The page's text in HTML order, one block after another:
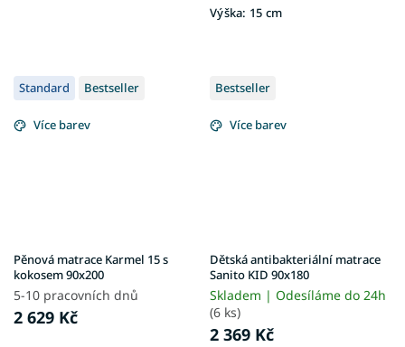
Výška: 15 cm
Standard Bestseller
Více barev
Pěnová matrace Karmel 15 s
kokosem 90x200
5-10 pracovních dnů
2 629 Kč
Bestseller
Více barev
Dětská antibakteriální matrace
Sanito KID 90x180
Skladem | Odesíláme do 24h
(6 ks)
2 369 Kč